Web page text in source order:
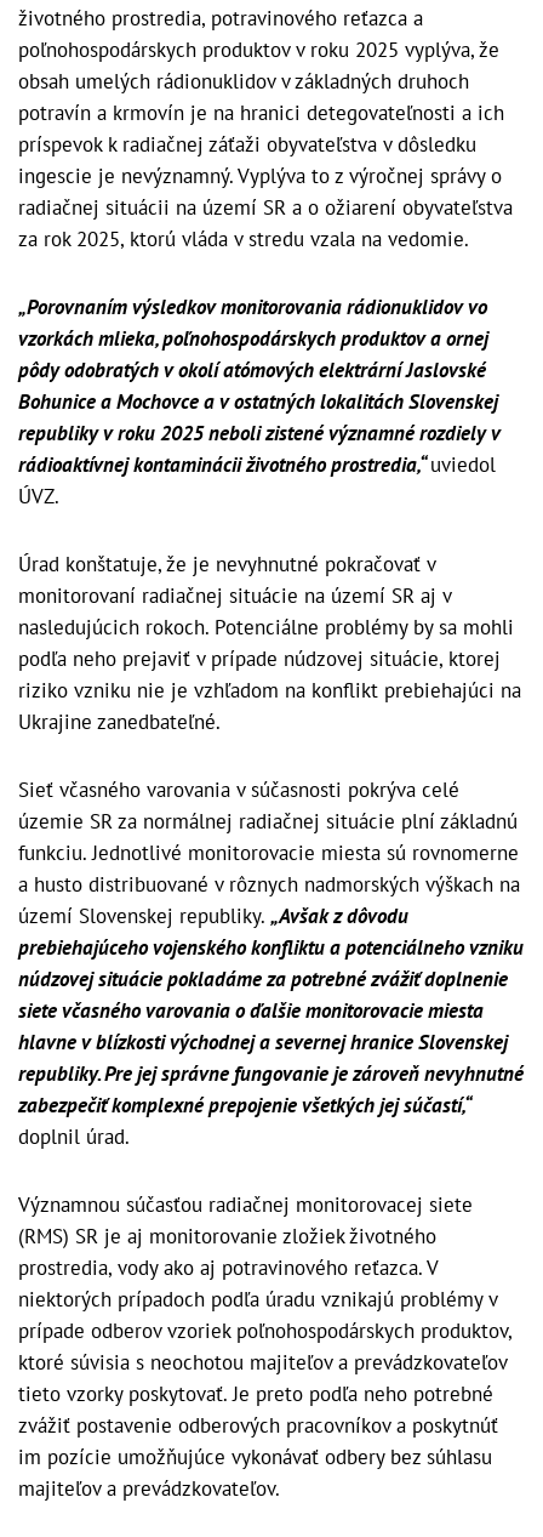
životného prostredia, potravinového reťazca a
poľnohospodárskych produktov v roku 2025 vyplýva, že
obsah umelých rádionuklidov v základných druhoch
potravín a krmovín je na hranici detegovateľnosti a ich
príspevok k radiačnej záťaži obyvateľstva v dôsledku
ingescie je nevýznamný. Vyplýva to z výročnej správy o
radiačnej situácii na území SR a o ožiarení obyvateľstva
za rok 2025, ktorú vláda v stredu vzala na vedomie.
„Porovnaním výsledkov monitorovania rádionuklidov vo
vzorkách mlieka, poľnohospodárskych produktov a ornej
pôdy odobratých v okolí atómových elektrární Jaslovské
Bohunice a Mochovce a v ostatných lokalitách Slovenskej
republiky v roku 2025 neboli zistené významné rozdiely v
rádioaktívnej kontaminácii životného prostredia,“uviedol
ÚVZ.
Úrad konštatuje, že je nevyhnutné pokračovať v
monitorovaní radiačnej situácie na území SR aj v
nasledujúcich rokoch. Potenciálne problémy by sa mohli
podľa neho prejaviť v prípade núdzovej situácie, ktorej
riziko vzniku nie je vzhľadom na konflikt prebiehajúci na
Ukrajine zanedbateľné.
Sieť včasného varovania v súčasnosti pokrýva celé
územie SR za normálnej radiačnej situácie plní základnú
funkciu. Jednotlivé monitorovacie miesta sú rovnomerne
a husto distribuované v rôznych nadmorských výškach na
území Slovenskej republiky. „Avšak z dôvodu
prebiehajúceho vojenského konfliktu a potenciálneho vzniku
núdzovej situácie pokladáme za potrebné zvážiť doplnenie
siete včasného varovania o ďalšie monitorovacie miesta
hlavne v blízkosti východnej a severnej hranice Slovenskej
republiky. Pre jej správne fungovanie je zároveň nevyhnutné
zabezpečiť komplexné prepojenie všetkých jej súčastí,“
doplnil úrad.
Významnou súčasťou radiačnej monitorovacej siete
(RMS) SR je aj monitorovanie zložiek životného
prostredia, vody ako aj potravinového reťazca. V
niektorých prípadoch podľa úradu vznikajú problémy v
prípade odberov vzoriek poľnohospodárskych produktov,
ktoré súvisia s neochotou majiteľov a prevádzkovateľov
tieto vzorky poskytovať. Je preto podľa neho potrebné
zvážiť postavenie odberových pracovníkov a poskytnúť
im pozície umožňujúce vykonávať odbery bez súhlasu
majiteľov a prevádzkovateľov.